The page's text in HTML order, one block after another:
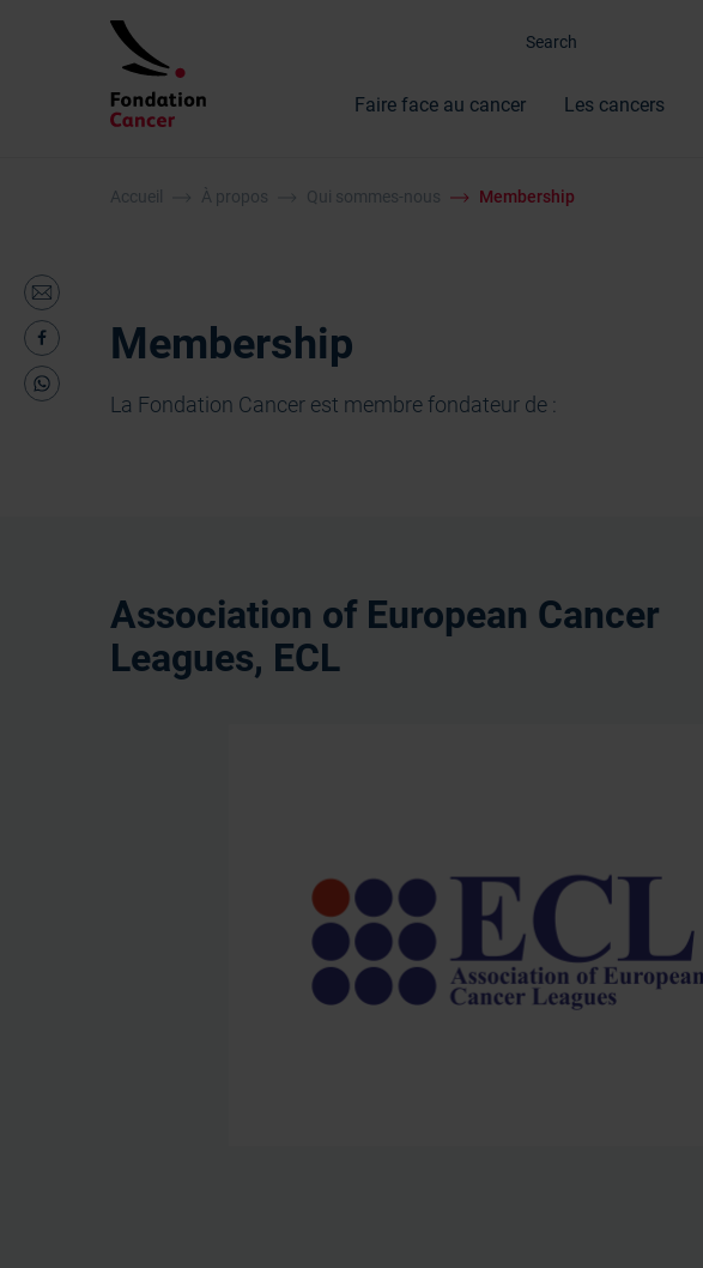
Faire face au cancer Les cancers
Accueil À propos Qui sommes-nous Membership
Membership
La Fondation Cancer est membre fondateur de :
Association of European Cancer
Leagues, ECL